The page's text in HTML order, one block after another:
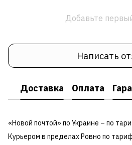
Добавьте
Написать
Доставка Оплата
«Новой почтой» по Украине – по
Курьером в пределах Ровно по